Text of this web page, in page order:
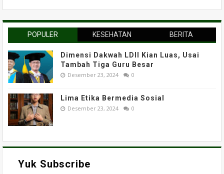
POPULER KESEHATAN BERITA
Dimensi Dakwah LDII Kian Luas, Usai
Tambah Tiga Guru Besar
Desember 23, 2024 0
Lima Etika Bermedia Sosial
Desember 23, 2024 0
Yuk Subscribe